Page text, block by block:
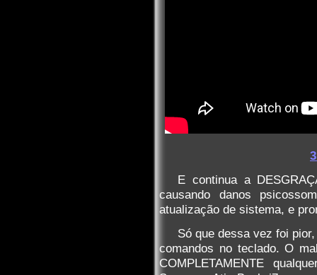
E continua a
causando danos
atualização de sistema, e
Só que dessa vez foi
comandos no teclado. O
COMPLETAMENTE